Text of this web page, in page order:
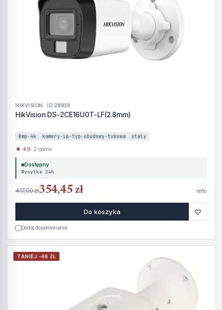
HIKVISION · ID 28839
HikVision DS-2CE16U0T-LF(2.8mm)
8mp-4k kamery-ip-typ-obudowy-tubowa staly
★ 4.9· 2 opinii
Dostępny
Wysyłka 24h
417,00 zł354,45 zł netto
Do koszyka ♡
Dodaj do porównania
TANIEJ -46 ZŁ